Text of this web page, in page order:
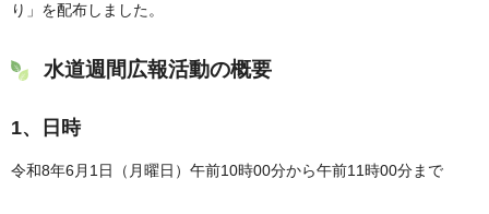
り」を配布しました。
水道週間広報活動の概要
1、日時
令和8年6月1日（月曜日）午前10時00分から午前11時00分まで